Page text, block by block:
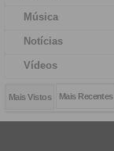
Música
Notícias
Vídeos
Mais Vistos Mais Recentes